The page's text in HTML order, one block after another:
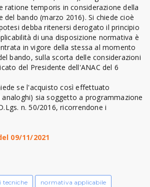
ratione temporis in considerazione della
del bando (marzo 2016). Si chiede cioè
debba ritenersi derogato il principio
di una disposizione normativa è
in vigore della stessa al momento
bando, sulla scorta delle considerazioni
del Presidente dell'ANAC del 6
se l'acquisto così effettuato
analoghi) sia soggetto a programmazione
n. 50/2016, ricorrendone i
09/11/2021
tecniche normativa applicabile